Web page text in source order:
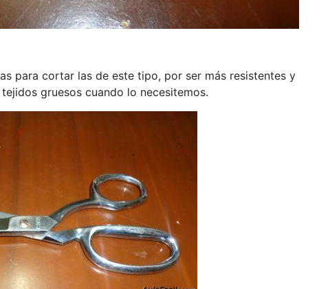
para cortar las de este tipo, por ser más resistentes y
gruesos cuando lo necesitemos.